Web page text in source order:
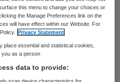
functies toegankelijk
gebruiksvriendelijke,
Directeur van
zegt: “Via deze
persoonlijk profiel,
om een advies te
this menu to change your choices or
the Manage Preferences link on the
will have effect within our Website. For
Privacy Statement
place essential and statistical cookies,
you as a person
data to provide: